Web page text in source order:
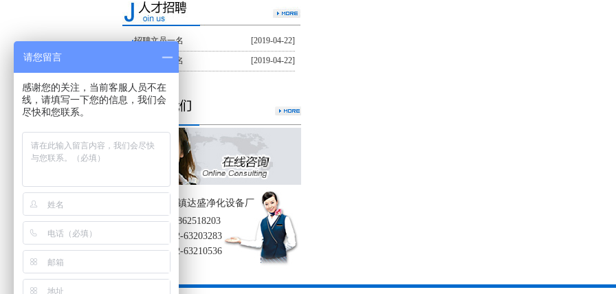
·招聘文员一名 [2019-04-22]
招聘文员一名 [2019-04-22]
吴江市汾湖镇达盛净化设备厂
尹桂中：13862518203
电 话：0512-63203283
传 真：0512-63210536
请您留言
感谢您的关注，当前客服人员不在
线，请填写一下您的信息，我们会
尽快和您联系。